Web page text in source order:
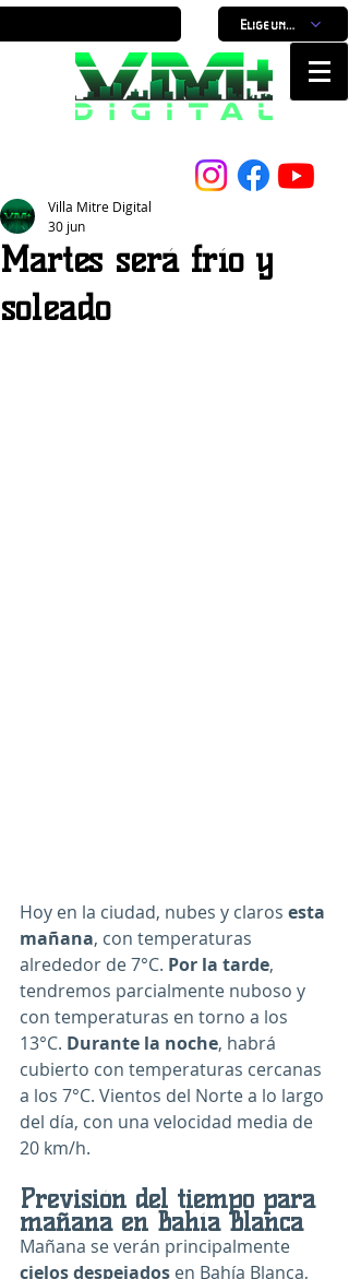
Elige un horario
Martes será frío y
soleado
Villa Mitre Digital
30 jun
Hoy en la ciudad, nubes y claros esta
mañana, con temperaturas
alrededor de 7°C. Por la tarde,
tendremos parcialmente nuboso y
con temperaturas en torno a los
13°C. Durante la noche, habrá
cubierto con temperaturas cercanas
a los 7°C. Vientos del Norte a lo largo
del día, con una velocidad media de
20 km/h.
Previsión del tiempo para
mañana en Bahía Blanca
Mañana se verán principalmente
cielos despejados en Bahía Blanca,